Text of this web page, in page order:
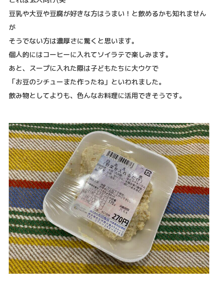
豆乳や大豆や豆腐が好きな方はうまい！と飲めるかも知れません
が
そうでない方は濃厚さに驚くと思います。
個人的にはコーヒーに入れてソイラテで楽しみます。
あと、スープに入れた際は子どもたちに大ウケで
「お豆のシチューまた作ったね」といわれました。
飲み物としてよりも、色んなお料理に活用できそうです。